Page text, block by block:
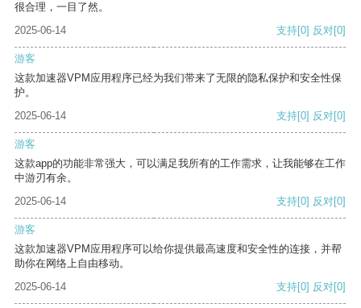
很合理，一目了然。
2025-06-14
支持[0] 反对[0]
游客
这款加速器VPM应用程序已经为我们带来了无限的隐私保护和安全性保
护。
2025-06-14
支持[0] 反对[0]
游客
这款app的功能非常强大，可以满足我所有的工作需求，让我能够在工作
中游刃有余。
2025-06-14
支持[0] 反对[0]
游客
这款加速器VPM应用程序可以给你提供最高速度和安全性的连接，并帮
助你在网络上自由移动。
2025-06-14
支持[0] 反对[0]